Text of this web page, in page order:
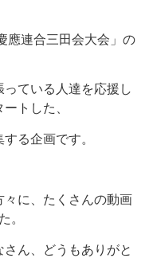
應連合三田会大会」の
っている人達を応援し
トした、
る企画です。
に、たくさんの動画
。
ん、どうもありがと